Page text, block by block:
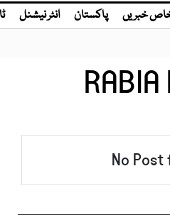
خبریں پاکستان انٹر نیشنل
RABIA
No